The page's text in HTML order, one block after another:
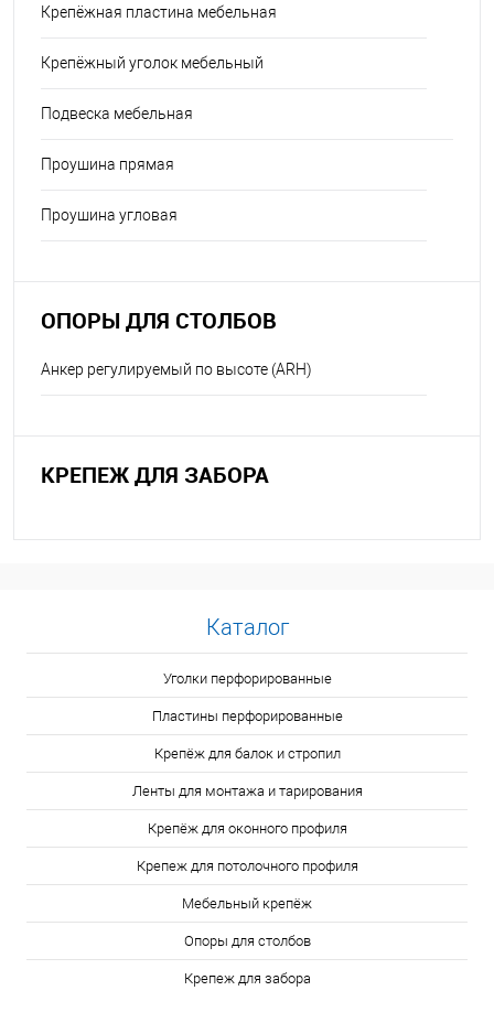
Крепёжная пластина мебельная
Крепёжный уголок мебельный
Подвеска мебельная
Проушина прямая
Проушина угловая
ОПОРЫ ДЛЯ СТОЛБОВ
Анкер регулируемый по высоте (ARH)
КРЕПЕЖ ДЛЯ ЗАБОРА
Каталог
Уголки перфорированные
Пластины перфорированные
Крепёж для балок и стропил
Ленты для монтажа и тарирования
Крепёж для оконного профиля
Крепеж для потолочного профиля
Мебельный крепёж
Опоры для столбов
Крепеж для забора